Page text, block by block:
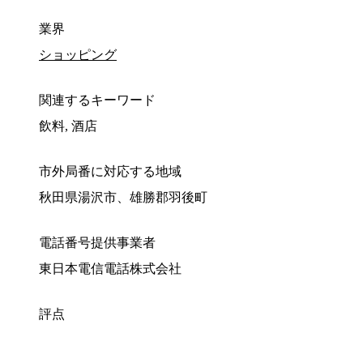
業界
ショッピング
関連するキーワード
飲料, 酒店
市外局番に対応する地域
秋田県湯沢市、雄勝郡羽後町
電話番号提供事業者
東日本電信電話株式会社
評点